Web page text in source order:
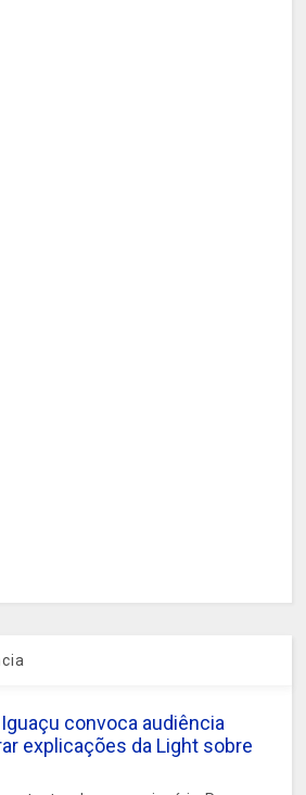
convoca audiência
explicações da Light sobre